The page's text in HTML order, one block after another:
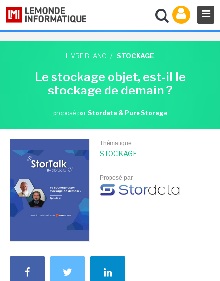
LIVRE BLANC / STOCKAGE
Le stockage objet, est-il le
stockage de demain ?
proposé par Stordata & Pure Storage
Thématique
STOCKAGE
Proposé par